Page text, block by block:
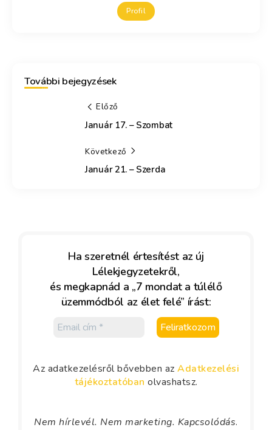
Profil
További bejegyzések
Előző
Január 17. – Szombat
Következő
Január 21. – Szerda
Ha szeretnél értesítést az új
Lélekjegyzetekről,
és megkapnád a „7 mondat a túlélő
üzemmódból az élet felé” írást:
Az adatkezelésről bővebben az Adatkezelési
tájékoztatóban olvashatsz.
Nem hírlevél. Nem marketing. Kapcsolódás.